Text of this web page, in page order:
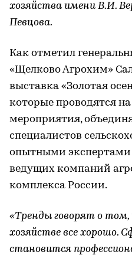
хозяйства имени В.И.
Певцова.
Как отметил
«Щелково Агрохим»
выставка «Золотая
которые проводятся
мероприятия,
специалистов
опытными экспертами
ведущих компаний
комплекса России.
«Тренды говорят о
хозяйстве все хорошо.
становится